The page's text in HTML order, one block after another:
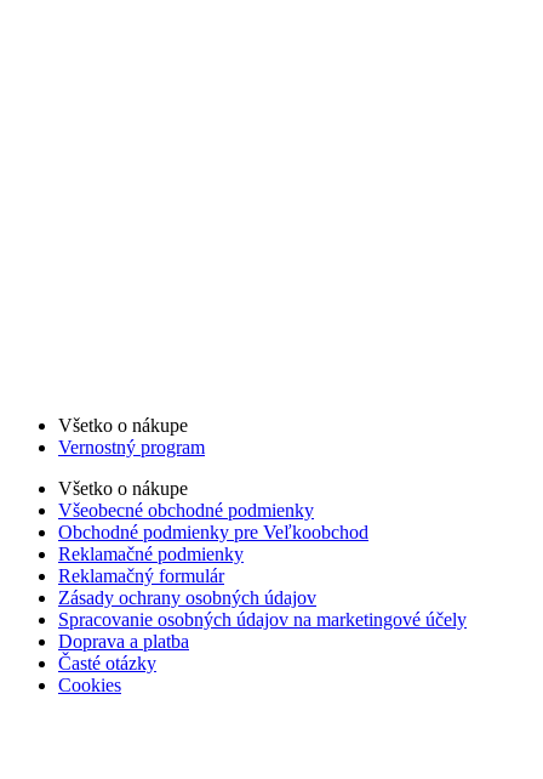
Všetko o nákupe
Vernostný program
Všetko o nákupe
Všeobecné obchodné podmienky
Obchodné podmienky pre Veľkoobchod
Reklamačné podmienky
Reklamačný formulár
Zásady ochrany osobných údajov
Spracovanie osobných údajov na marketingové účely
Doprava a platba
Časté otázky
Cookies